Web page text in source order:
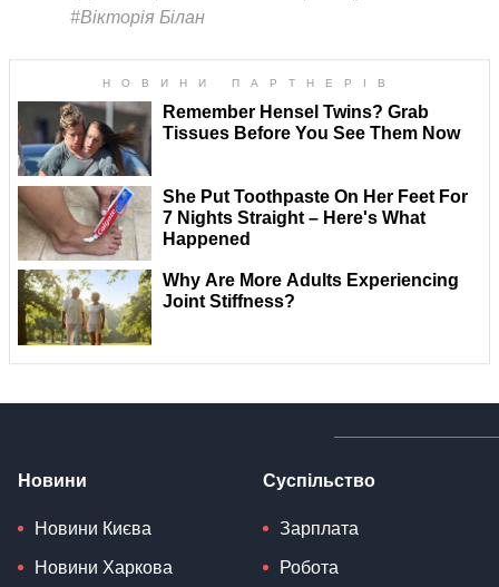
#Вікторія Білан
Новини
Новини Києва
Новини Харкова
Суспільство
Зарплата
Робота